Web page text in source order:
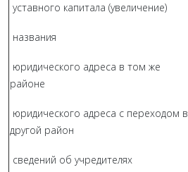
уставного капитала (увеличение)
названия
юридического адреса в том же
районе
юридического адреса с переходом в
другой район
сведений об учредителях